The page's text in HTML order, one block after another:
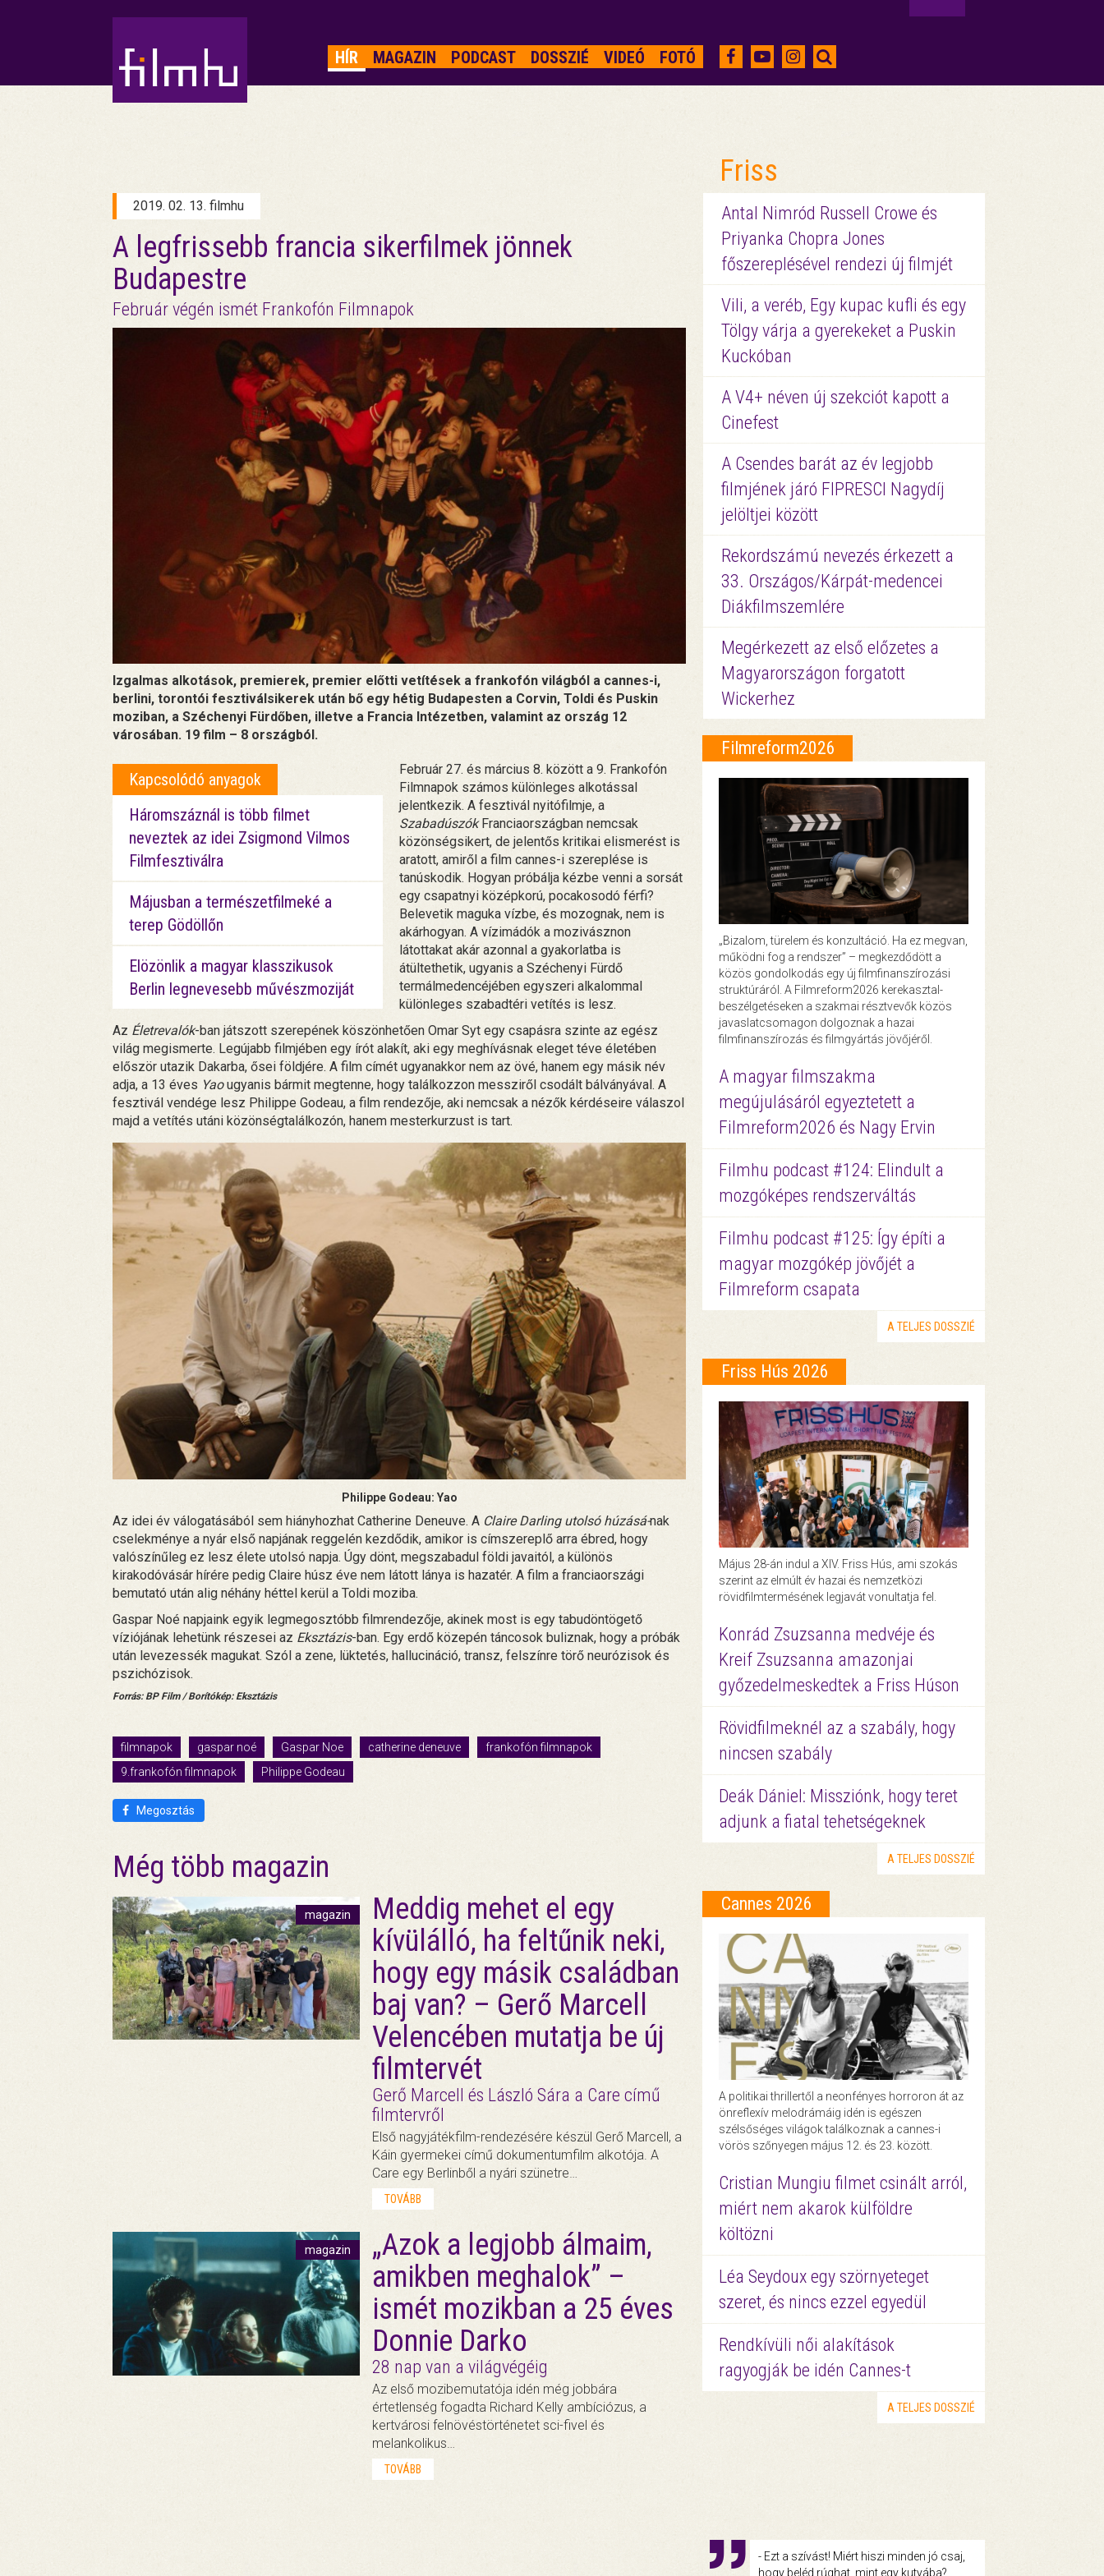
HÍR MAGAZIN PODCAST DOSSZIÉ VIDEÓ FOTÓ
2019. 02. 13. filmhu
A legfrissebb francia sikerfilmek jönnek
Budapestre
Február végén ismét Frankofón Filmnapok
Izgalmas alkotások, premierek, premier előtti vetítések a frankofón világból a cannes-i,
berlini, torontói fesztiválsikerek után bő egy hétig Budapesten a Corvin, Toldi és Puskin
moziban, a Széchenyi Fürdőben, illetve a Francia Intézetben, valamint az ország 12
városában. 19 film – 8 országból.
Kapcsolódó anyagok
Háromszáznál is több filmet
neveztek az idei Zsigmond Vilmos
Filmfesztiválra
Májusban a természetfilmeké a
terep Gödöllőn
Elözönlik a magyar klasszikusok
Berlin legnevesebb művészmoziját
Február 27. és március 8. között a 9. Frankofón
Filmnapok számos különleges alkotással
jelentkezik. A fesztivál nyitófilmje, a
SzabadúszókFranciaországban nemcsak
közönségsikert, de jelentős kritikai elismerést is
aratott, amiről a film cannes-i szereplése is
tanúskodik. Hogyan próbálja kézbe venni a sorsát
egy csapatnyi középkorú, pocakosodó férfi?
Belevetik maguka vízbe, és mozognak, nem is
akárhogyan. A vízimádók a mozivásznon
látottakat akár azonnal a gyakorlatba is
átültethetik, ugyanis a Széchenyi Fürdő
termálmedencéjében egyszeri alkalommal
különleges szabadtéri vetítés is lesz.
Az Életrevalók-ban játszott szerepének köszönhetően Omar Syt egy csapásra szinte az egész
világ megismerte. Legújabb filmjében egy írót alakít, aki egy meghívásnak eleget téve életében
először utazik Dakarba, ősei földjére. A film címét ugyanakkor nem az övé, hanem egy másik név
adja, a 13 éves Yaougyanis bármit megtenne, hogy találkozzon messziről csodált bálványával. A
fesztivál vendége lesz Philippe Godeau, a film rendezője, aki nemcsak a nézők kérdéseire válaszol
majd a vetítés utáni közönségtalálkozón, hanem mesterkurzust is tart.
Philippe Godeau: Yao
Az idei év válogatásából sem hiányhozhat Catherine Deneuve. A Claire Darling utolsó húzásá-nak
cselekménye a nyár első napjának reggelén kezdődik, amikor is címszereplő arra ébred, hogy
valószínűleg ez lesz élete utolsó napja. Úgy dönt, megszabadul földi javaitól, a különös
kirakodóvásár hírére pedig Claire húsz éve nem látott lánya is hazatér. A film a franciaországi
bemutató után alig néhány héttel kerül a Toldi moziba.
Gaspar Noé napjaink egyik legmegosztóbb filmrendezője, akinek most is egy tabudöntögető
víziójának lehetünk részesei az Eksztázis-ban. Egy erdő közepén táncosok buliznak, hogy a próbák
után levezessék magukat. Szól a zene, lüktetés, hallucináció, transz, felszínre törő neurózisok és
pszichózisok.
Forrás: BP Film / Borítókép: Eksztázis
filmnapok gaspar noé Gaspar Noe catherine deneuve
frankofón filmnapok
9.frankofón filmnapok
Philippe Godeau
Megosztás
Még több magazin
magazin
Meddig mehet el egy
kívülálló, ha feltűnik neki,
hogy egy másik családban
baj van? – Gerő Marcell
Velencében mutatja be új
filmtervét
Gerő Marcell és László Sára a Care című
filmtervről
Első nagyjátékfilm-rendezésére készül Gerő Marcell, a
Káin gyermekei című dokumentumfilm alkotója. A
Care egy Berlinből a nyári szünetre…
TOVÁBB
magazin
„Azok a legjobb álmaim,
amikben meghalok” –
ismét mozikban a 25 éves
Donnie Darko
28 nap van a világvégéig
Az első mozibemutatója idén még jobbára
értetlenség fogadta Richard Kelly ambíciózus, a
kertvárosi felnövéstörténetet sci-fivel és
melankolikus…
TOVÁBB
Friss
Antal Nimród Russell Crowe és
Priyanka Chopra Jones
főszereplésével rendezi új filmjét
Vili, a veréb, Egy kupac kufli és egy
Tölgy várja a gyerekeket a Puskin
Kuckóban
A V4+ néven új szekciót kapott a
Cinefest
A Csendes barát az év legjobb
filmjének járó FIPRESCI Nagydíj
jelöltjei között
Rekordszámú nevezés érkezett a
33. Országos/Kárpát-medencei
Diákfilmszemlére
Megérkezett az első előzetes a
Magyarországon forgatott
Wickerhez
Filmreform2026
„Bizalom, türelem és konzultáció. Ha ez megvan,
működni fog a rendszer” – megkezdődött a
közös gondolkodás egy új filmfinanszírozási
struktúráról. A Filmreform2026 kerekasztal-
beszélgetéseken a szakmai résztvevők közös
javaslatcsomagon dolgoznak a hazai
filmfinanszírozás és filmgyártás jövőjéről.
A magyar filmszakma
megújulásáról egyeztetett a
Filmreform2026 és Nagy Ervin
Filmhu podcast #124: Elindult a
mozgóképes rendszerváltás
Filmhu podcast #125: Így építi a
magyar mozgókép jövőjét a
Filmreform csapata
A TELJES DOSSZIÉ
Friss Hús 2026
Május 28-án indul a XIV. Friss Hús, ami szokás
szerint az elmúlt év hazai és nemzetközi
rövidfilmtermésének legjavát vonultatja fel.
Konrád Zsuzsanna medvéje és
Kreif Zsuzsanna amazonjai
győzedelmeskedtek a Friss Húson
Rövidfilmeknél az a szabály, hogy
nincsen szabály
Deák Dániel: Missziónk, hogy teret
adjunk a fiatal tehetségeknek
A TELJES DOSSZIÉ
Cannes 2026
A politikai thrillertől a neonfényes horroron át az
önreflexív melodrámáig idén is egészen
szélsőséges világok találkoznak a cannes-i
vörös szőnyegen május 12. és 23. között.
Cristian Mungiu filmet csinált arról,
miért nem akarok külföldre
költözni
Léa Seydoux egy szörnyeteget
szeret, és nincs ezzel egyedül
Rendkívüli női alakítások
ragyogják be idén Cannes-t
A TELJES DOSSZIÉ
- Ezt a szívást! Miért hiszi minden jó csaj,
hogy beléd rúghat, mint egy kutyába?